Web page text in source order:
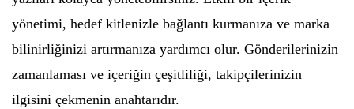
yönetimi, hedef kitlenizle bağlantı kurmanıza ve marka
bilinirliğinizi artırmanıza yardımcı olur. Gönderilerinizin
zamanlaması ve içeriğin çeşitliliği, takipçilerinizin
ilgisini çekmenin anahtarıdır.